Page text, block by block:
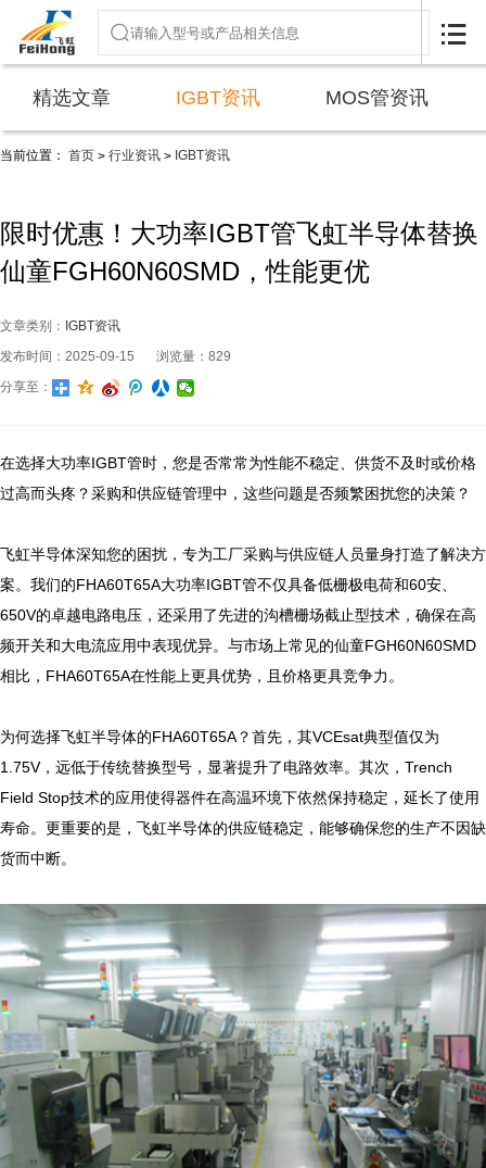

精选文章 IGBT资讯 MOS管资讯
当前位置： 首页 > 行业资讯 > IGBT资讯
限时优惠！大功率IGBT管飞虹半导体替换
仙童FGH60N60SMD，性能更优
文章类别： IGBT资讯
发布时间：2025-09-15
浏览量：829
分享至：
在选择大功率IGBT管时，您是否常常为性能不稳定、供货不及时或价格
过高而头疼？采购和供应链管理中，这些问题是否频繁困扰您的决策？
飞虹半导体深知您的困扰，专为工厂采购与供应链人员量身打造了解决方
案。我们的FHA60T65A大功率IGBT管不仅具备低栅极电荷和60安、
650V的卓越电路电压，还采用了先进的沟槽栅场截止型技术，确保在高
频开关和大电流应用中表现优异。与市场上常见的仙童FGH60N60SMD
相比，FHA60T65A在性能上更具优势，且价格更具竞争力。
为何选择飞虹半导体的FHA60T65A？首先，其VCEsat典型值仅为
1.75V，远低于传统替换型号，显著提升了电路效率。其次，Trench
Field Stop技术的应用使得器件在高温环境下依然保持稳定，延长了使用
寿命。更重要的是，飞虹半导体的供应链稳定，能够确保您的生产不因缺
货而中断。